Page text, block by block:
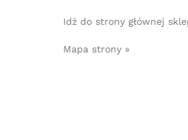
Idź do strony głównej
Mapa strony »